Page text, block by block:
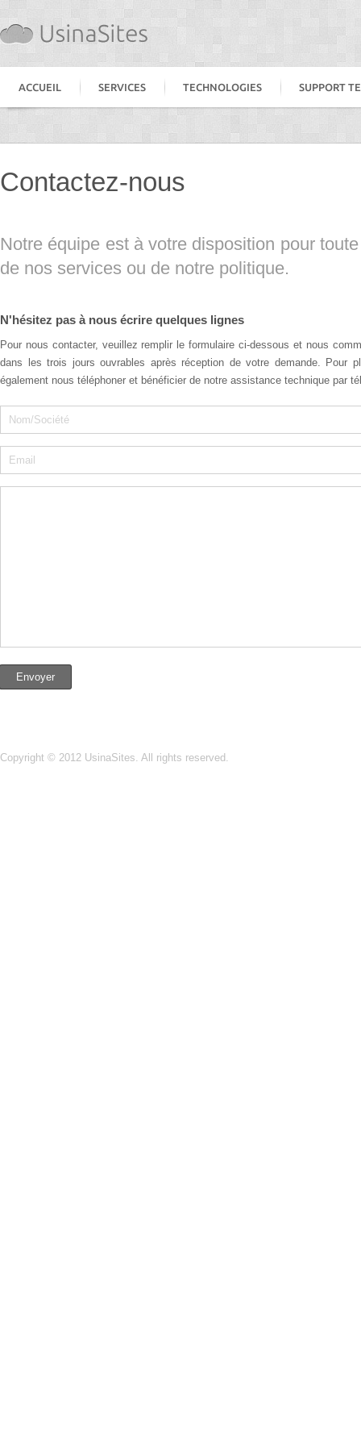
ACCUEIL SERVICES TECHNOLOGIES SUPPORT
Contactez-nous
Notre équipe est à votre disposition pour
de nos services ou de notre politique.
N'hésitez pas à nous écrire quelques lignes
Pour nous contacter, veuillez remplir le formulaire ci-dessous et nous
dans les trois jours ouvrables après réception de votre demande. Pour
également nous téléphoner et bénéficier de notre assistance technique par
Copyright © 2012 UsinaSites. All rights reserved.